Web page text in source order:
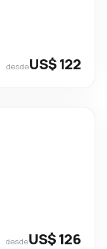
desdeUS$ 122
desdeUS$ 126